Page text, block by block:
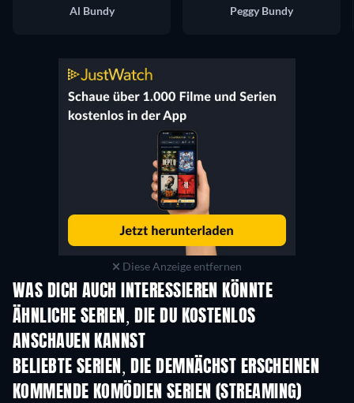
Al Bundy
Peggy Bundy
Diese Anzeige entfernen
WAS DICH AUCH INTERESSIEREN KÖNNTE
Serie Serie
ÄHNLICHE SERIEN, DIE DU KOSTENLOS
ANSCHAUEN KANNST
Serie
BELIEBTE SERIEN, DIE DEMNÄCHST ERSCHEINEN
Serie Serie
KOMMENDE KOMÖDIEN SERIEN (STREAMING)
Staffel 6 Staffel 2